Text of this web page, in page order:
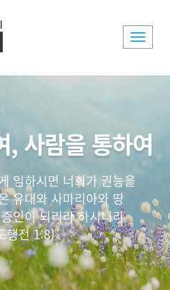
Toggle
, 사람을 통하여
임하시면 너희가 권능을
유대와 사마리아와 땅
인이 되리라 하시니라
행전 1:8)